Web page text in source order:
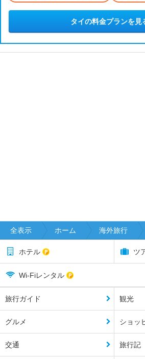
タイの料金プランを見
全表示 ホーム 海外旅行
ホテル ツ
Wi-Fiレンタル
旅行ガイド 観光
グルメ ショッ
交通 旅行記